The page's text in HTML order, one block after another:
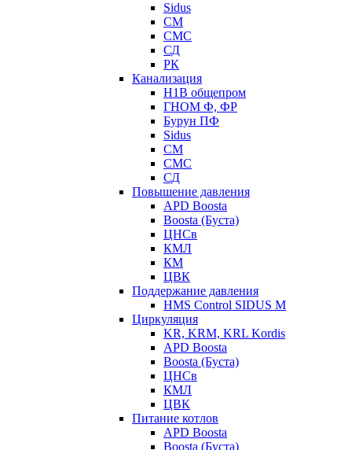
Sidus
СМ
СМС
СД
РК
Канализация
Н1В общепром
ГНОМ Ф, ФР
Бурун ПФ
Sidus
СМ
СМС
СД
Повышение давления
APD Boosta
Boosta (Буста)
ЦНСв
КМЛ
КМ
ЦВК
Поддержание давления
HMS Control SIDUS M
Циркуляция
KR, KRM, KRL Kordis
APD Boosta
Boosta (Буста)
ЦНСв
КМЛ
ЦВК
Питание котлов
APD Boosta
Boosta (Буста)